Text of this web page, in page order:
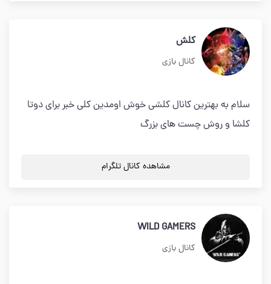
کلش
کانال بازی
سلام به بهترین کانال کلشی خوش اومدین کلی خبر برای دوتا
کلشا و روش چست های بزرگ
مشاهده کانال تلگرام
WILD GAMERS
کانال بازی